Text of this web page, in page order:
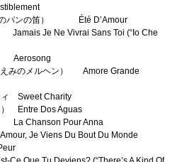
パンの笛） Été D’Amour
Je Ne Vivrai Sans Toi (“Io Che
のメルヘン） Amore Grande
Sweet Charity
Entre Dos Aguas
Chanson Pour Anna
Je Viens Du Bout Du Monde